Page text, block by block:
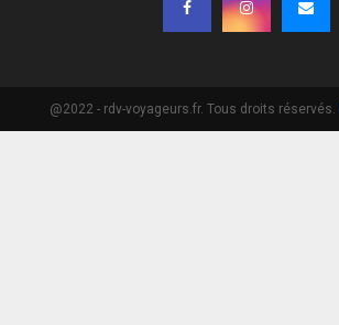
@2022 - rdv-voyageurs.fr. Tous droits réservés.